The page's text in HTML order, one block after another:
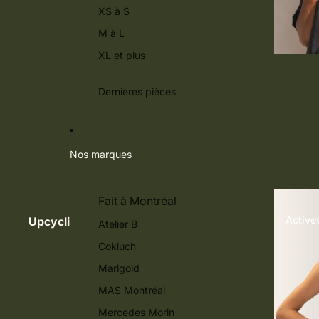
Upcycli
XS à S
M à L
XL et plus
Dernières pièces
Nos marques
Fait à Montréal
Atelier B
Cokluch
Marigold
MAS Montréal
Mercedes Morin